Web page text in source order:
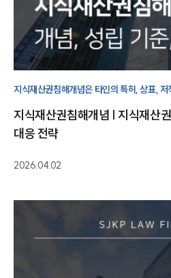
지식재산권침해개념은 타인의 특허, 상표,
지식재산권침해개념 | 지식재산
대응 전략
2026.04.02